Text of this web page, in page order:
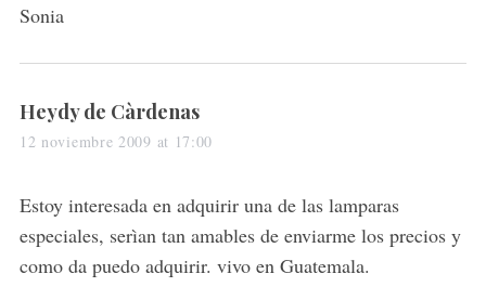
Sonia
s
a
s
:
Heydy de Càrdenas
12 noviembre 2009 at 17:00
Estoy interesada en adquirir una de las lamparas
especiales, serìan tan amables de enviarme los precios y
como da puedo adquirir. vivo en Guatemala.